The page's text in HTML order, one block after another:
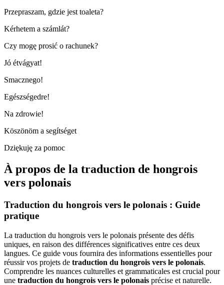
Przepraszam, gdzie jest toaleta?
Kérhetem a számlát?
Czy mogę prosić o rachunek?
Jó étvágyat!
Smacznego!
Egészségedre!
Na zdrowie!
Köszönöm a segítséget
Dziękuję za pomoc
À propos de la traduction de hongrois
vers polonais
Traduction du hongrois vers le polonais : Guide
pratique
La traduction du hongrois vers le polonais présente des défis
uniques, en raison des différences significatives entre ces deux
langues. Ce guide vous fournira des informations essentielles pour
réussir vos projets de traduction du hongrois vers le polonais.
Comprendre les nuances culturelles et grammaticales est crucial pour
une traduction du hongrois vers le polonais précise et naturelle.